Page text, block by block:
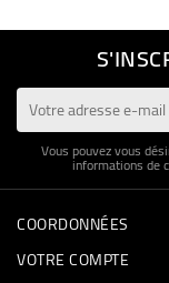
Vous pouvez vous
informations de
COORDONNÉES
VOTRE COMPTE